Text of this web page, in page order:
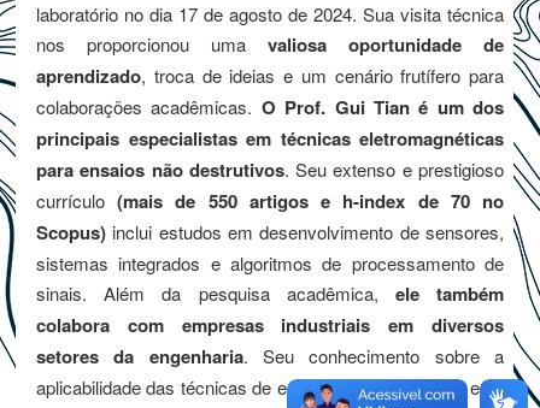
laboratório no dia 17 de agosto de 2024. Sua visita técnica
nos proporcionou uma valiosa oportunidade de
aprendizado, troca de ideias e um cenário frutífero para
colaborações acadêmicas. O Prof. Gui Tian é um dos
principais especialistas em técnicas eletromagnéticas
para ensaios não destrutivos. Seu extenso e prestigioso
currículo(mais de 550 artigos e h-index de 70 no
Scopus) inclui estudos em desenvolvimento de sensores,
sistemas integrados e algoritmos de processamento de
sinais. Além da pesquisa acadêmica, ele também
colabora com empresas industriais em diversos
setores da engenharia. Seu conhecimento sobre a
aplicabilidade das técnicas de ensaios não destrutivos e os